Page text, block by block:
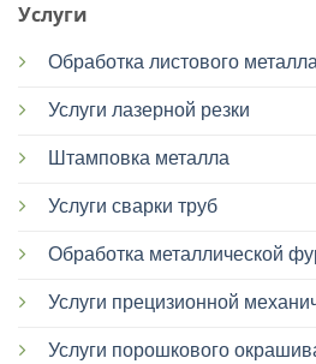
Услуги
Обработка листового
Услуги лазерной резки
Штамповка металла
Услуги сварки труб
Обработка металлической
Услуги прецизионной
Услуги порошкового